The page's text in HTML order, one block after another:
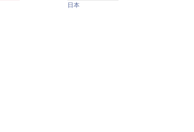
日本